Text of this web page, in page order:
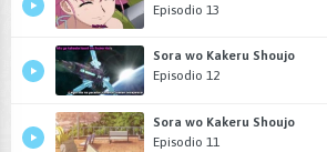
Episodio 13
Sora wo Kakeru Shoujo
Episodio 12
Sora wo Kakeru Shoujo
Episodio 11